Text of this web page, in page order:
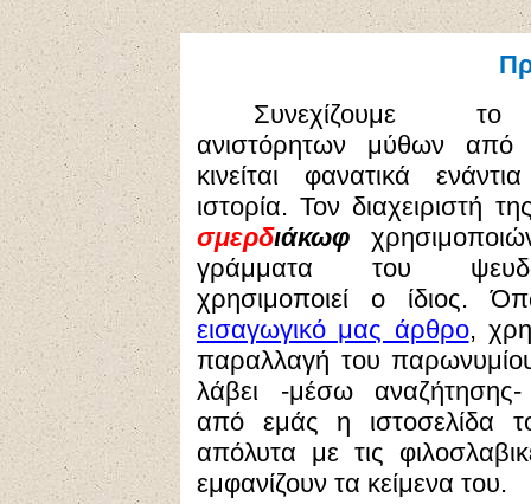
Συνεχίζουμε το
ανιστόρητων μύθων από
κινείται φανατικά
ιστορία. Τον διαχειριστή
σμερδιάκωφ
γράμματα του
χρησιμοποιεί ο ίδιος.
εισαγωγικό μας άρθρο,
παραλλαγή του
λάβει -μέσω αναζήτησης-
από εμάς η ιστοσελίδα
απόλυτα με τις
εμφανίζουν τα κείμενα του.